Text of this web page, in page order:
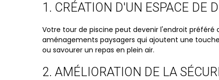
1. CRÉATION D'UN ESPACE DE
Votre tour de piscine peut devenir l'endroit préféré
aménagements paysagers qui ajoutent une
ou savourer un repas en plein air.
2. AMÉLIORATION DE LA